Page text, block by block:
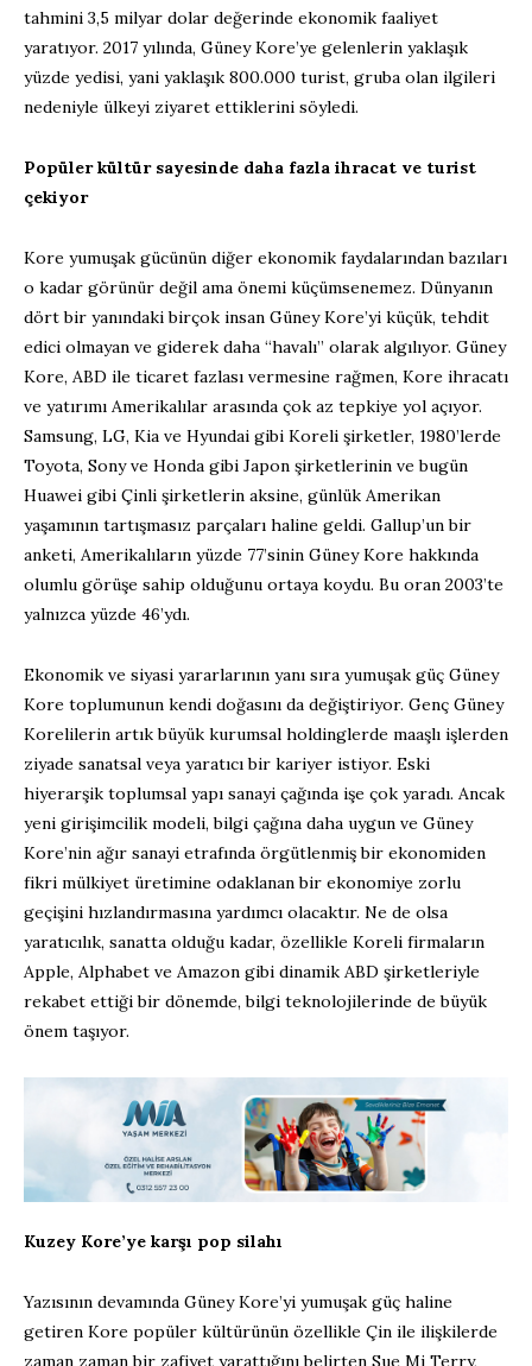
tahmini 3,5 milyar dolar değerinde ekonomik faaliyet
yaratıyor. 2017 yılında, Güney Kore’ye gelenlerin yaklaşık
yüzde yedisi, yani yaklaşık 800.000 turist, gruba olan ilgileri
nedeniyle ülkeyi ziyaret ettiklerini söyledi.
Popüler kültür sayesinde daha fazla ihracat ve turist
çekiyor
Kore yumuşak gücünün diğer ekonomik faydalarından bazıları
o kadar görünür değil ama önemi küçümsenemez. Dünyanın
dört bir yanındaki birçok insan Güney Kore’yi küçük, tehdit
edici olmayan ve giderek daha “havalı” olarak algılıyor. Güney
Kore, ABD ile ticaret fazlası vermesine rağmen, Kore ihracatı
ve yatırımı Amerikalılar arasında çok az tepkiye yol açıyor.
Samsung, LG, Kia ve Hyundai gibi Koreli şirketler, 1980’lerde
Toyota, Sony ve Honda gibi Japon şirketlerinin ve bugün
Huawei gibi Çinli şirketlerin aksine, günlük Amerikan
yaşamının tartışmasız parçaları haline geldi. Gallup’un bir
anketi, Amerikalıların yüzde 77’sinin Güney Kore hakkında
olumlu görüşe sahip olduğunu ortaya koydu. Bu oran 2003’te
yalnızca yüzde 46’ydı.
Ekonomik ve siyasi yararlarının yanı sıra yumuşak güç Güney
Kore toplumunun kendi doğasını da değiştiriyor. Genç Güney
Korelilerin artık büyük kurumsal holdinglerde maaşlı işlerden
ziyade sanatsal veya yaratıcı bir kariyer istiyor. Eski
hiyerarşik toplumsal yapı sanayi çağında işe çok yaradı. Ancak
yeni girişimcilik modeli, bilgi çağına daha uygun ve Güney
Kore’nin ağır sanayi etrafında örgütlenmiş bir ekonomiden
fikri mülkiyet üretimine odaklanan bir ekonomiye zorlu
geçişini hızlandırmasına yardımcı olacaktır. Ne de olsa
yaratıcılık, sanatta olduğu kadar, özellikle Koreli firmaların
Apple, Alphabet ve Amazon gibi dinamik ABD şirketleriyle
rekabet ettiği bir dönemde, bilgi teknolojilerinde de büyük
önem taşıyor.
Kuzey Kore’ye karşı pop silahı
Yazısının devamında Güney Kore’yi yumuşak güç haline
getiren Kore popüler kültürünün özellikle Çin ile ilişkilerde
zaman zaman bir zafiyet yarattığını belirten Sue Mi Terry,